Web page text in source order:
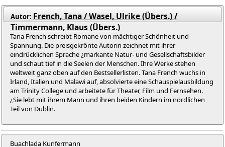
Autor: French, Tana / Wasel, Ulrike (Übers.) /
Timmermann, Klaus (Übers.)
Tana French schreibt Romane von mächtiger Schönheit und
Spannung. Die preisgekrönte Autorin zeichnet mit ihrer
eindrücklichen Sprache ¿markante Natur- und Gesellschaftsbilder
und schaut tief in die Seelen der Menschen. Ihre Werke stehen
weltweit ganz oben auf den Bestsellerlisten. Tana French wuchs in
Irland, Italien und Malawi auf, absolvierte eine Schauspielausbildung
am Trinity College und arbeitete für Theater, Film und Fernsehen.
¿Sie lebt mit ihrem Mann und ihren beiden Kindern im nördlichen
Teil von Dublin.
Buachlada Kunfermann